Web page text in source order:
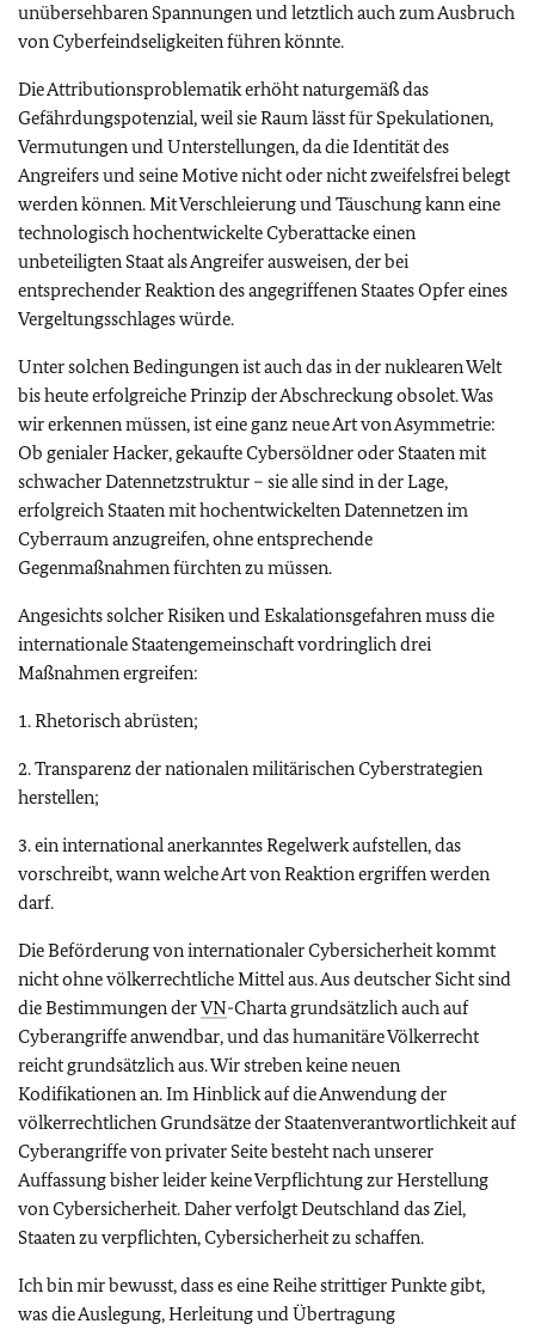
unübersehbaren Spannungen und letztlich auch zum Ausbruch
von Cyberfeindseligkeiten führen könnte.
Die Attributionsproblematik erhöht naturgemäß das
Gefährdungspotenzial, weil sie Raum lässt für Spekulationen,
Vermutungen und Unterstellungen, da die Identität des
Angreifers und seine Motive nicht oder nicht zweifelsfrei belegt
werden können. Mit Verschleierung und Täuschung kann eine
technologisch hochentwickelte Cyberattacke einen
unbeteiligten Staat als Angreifer ausweisen, der bei
entsprechender Reaktion des angegriffenen Staates Opfer eines
Vergeltungsschlages würde.
Unter solchen Bedingungen ist auch das in der nuklearen Welt
bis heute erfolgreiche Prinzip der Abschreckung obsolet. Was
wir erkennen müssen, ist eine ganz neue Art von Asymmetrie:
Ob genialer Hacker, gekaufte Cybersöldner oder Staaten mit
schwacher Datennetzstruktur – sie alle sind in der Lage,
erfolgreich Staaten mit hochentwickelten Datennetzen im
Cyberraum anzugreifen, ohne entsprechende
Gegenmaßnahmen fürchten zu müssen.
Angesichts solcher Risiken und Eskalationsgefahren muss die
internationale Staatengemeinschaft vordringlich drei
Maßnahmen ergreifen:
1. Rhetorisch abrüsten;
2. Transparenz der nationalen militärischen Cyberstrategien
herstellen;
3. ein international anerkanntes Regelwerk aufstellen, das
vorschreibt, wann welche Art von Reaktion ergriffen werden
darf.
Die Beförderung von internationaler Cybersicherheit kommt
nicht ohne völkerrechtliche Mittel aus. Aus deutscher Sicht sind
die Bestimmungen derVN-Charta grundsätzlich auch auf
Cyberangriffe anwendbar, und das humanitäre Völkerrecht
reicht grundsätzlich aus. Wir streben keine neuen
Kodifikationen an. Im Hinblick auf die Anwendung der
völkerrechtlichen Grundsätze der Staatenverantwortlichkeit auf
Cyberangriffe von privater Seite besteht nach unserer
Auffassung bisher leider keine Verpflichtung zur Herstellung
von Cybersicherheit. Daher verfolgt Deutschland das Ziel,
Staaten zu verpflichten, Cybersicherheit zu schaffen.
Ich bin mir bewusst, dass es eine Reihe strittiger Punkte gibt,
was die Auslegung, Herleitung und Übertragung